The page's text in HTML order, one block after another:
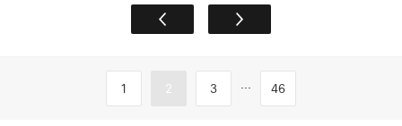
1 2 3 ... 46